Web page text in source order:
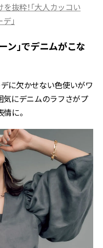
抜粋！「大人カッコい
」
ン」でデニムがこな
に欠かせない色使いがワ
気にデニムのラフさがプ
に。